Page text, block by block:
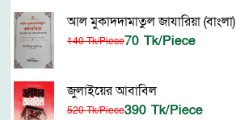
আল মুকাদদামাতুল জাযারিয়া (বাংলা)
140 Tk/Piece70 Tk/Piece
জুলাইয়ের আবাবিল
520 Tk/Piece390 Tk/Piece